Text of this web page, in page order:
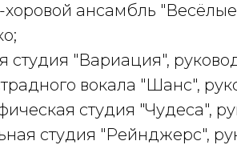
ансамбль
студия "Вариация",
вокала "Шанс",
студия "Чудеса",
студия "Рейнджерс",